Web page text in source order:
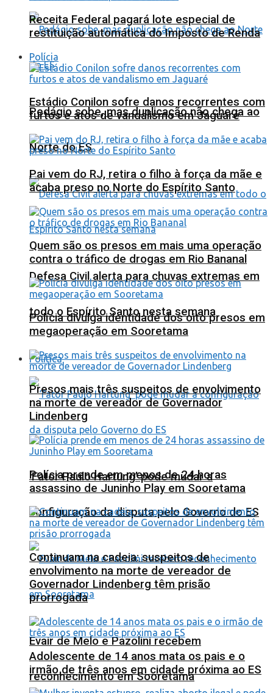
Pedágio sobe, mas duplicação não chega ao
Norte do ES
Defesa Civil alerta para chuvas extremas em
todo o Espírito Santo nesta semana
Política
‘Fator Paulo Hartung’ pode mudar a
configuração da disputa pelo Governo do ES
Evair de Melo e Pazolini recebem
reconhecimento em Sooretama
Receita Federal pagará lote especial de
restituição automática do Imposto de Renda
Polícia
Estádio Conilon sofre danos recorrentes com
furtos e atos de vandalismo em Jaguaré
Pai vem do RJ, retira o filho à força da mãe e
acaba preso no Norte do Espírito Santo
Quem são os presos em mais uma operação
contra o tráfico de drogas em Rio Bananal
Polícia divulga identidade dos oito presos em
megaoperação em Sooretama
Presos mais três suspeitos de envolvimento
na morte de vereador de Governador
Lindenberg
Polícia prende em menos de 24 horas
assassino de Juninho Play em Sooretama
Continuam na cadeia: suspeitos de
envolvimento na morte de vereador de
Governador Lindenberg têm prisão
prorrogada
Adolescente de 14 anos mata os pais e o
irmão de três anos em cidade próxima ao ES